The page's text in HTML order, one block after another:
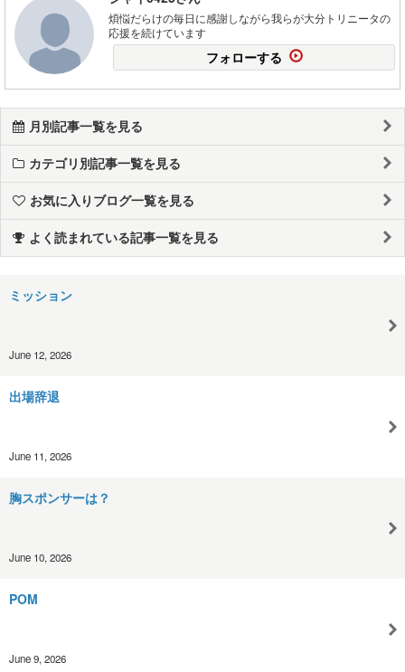
煩悩だらけの毎日に感謝しながら我らが大分トリニータの
応援を続けています
フォローする
月別記事一覧を見る
カテゴリ別記事一覧を見る
お気に入りブログ一覧を見る
よく読まれている記事一覧を見る
ミッション
June 12, 2026
出場辞退
June 11, 2026
胸スポンサーは？
June 10, 2026
POM
June 9, 2026